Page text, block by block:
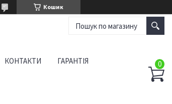
Кошик
КОНТАКТИ ГАРАНТІЯ